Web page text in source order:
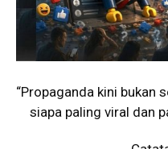
“Propaganda kini bukan
siapa paling viral dan